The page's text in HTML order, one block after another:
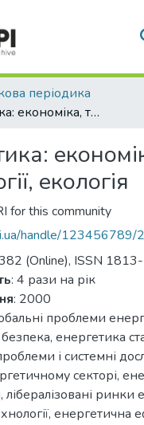
Collections
періодика
Енергетика: економіка, технології, екологія
екологія
for this community
handle/123456789/
(Online), ISSN
: 4 рази на рік
: 2000
проблеми
енергетика
і системні
секторі,
ринки
енергетична